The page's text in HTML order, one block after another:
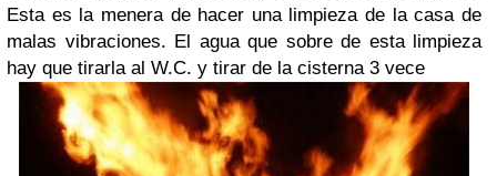
Esta es la menera de hacer una limpieza de la casa de
malas vibraciones. El agua que sobre de esta limpieza
hay que tirarla al W.C. y tirar de la cisterna 3 vece